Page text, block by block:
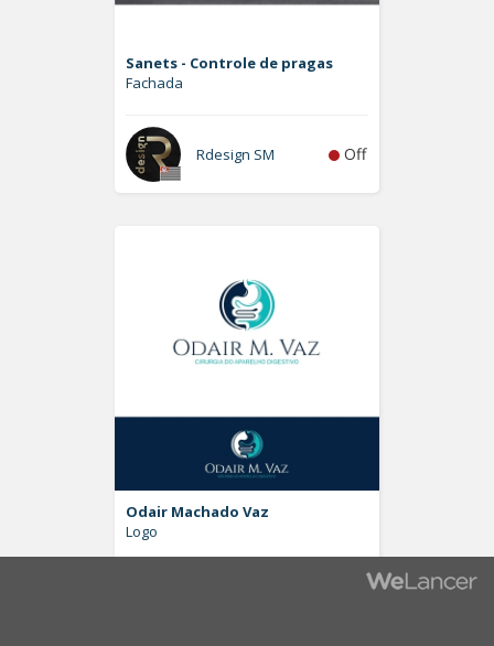
Sanets - Controle de pragas
Fachada
Rdesign SM Off
Odair Machado Vaz
Logo